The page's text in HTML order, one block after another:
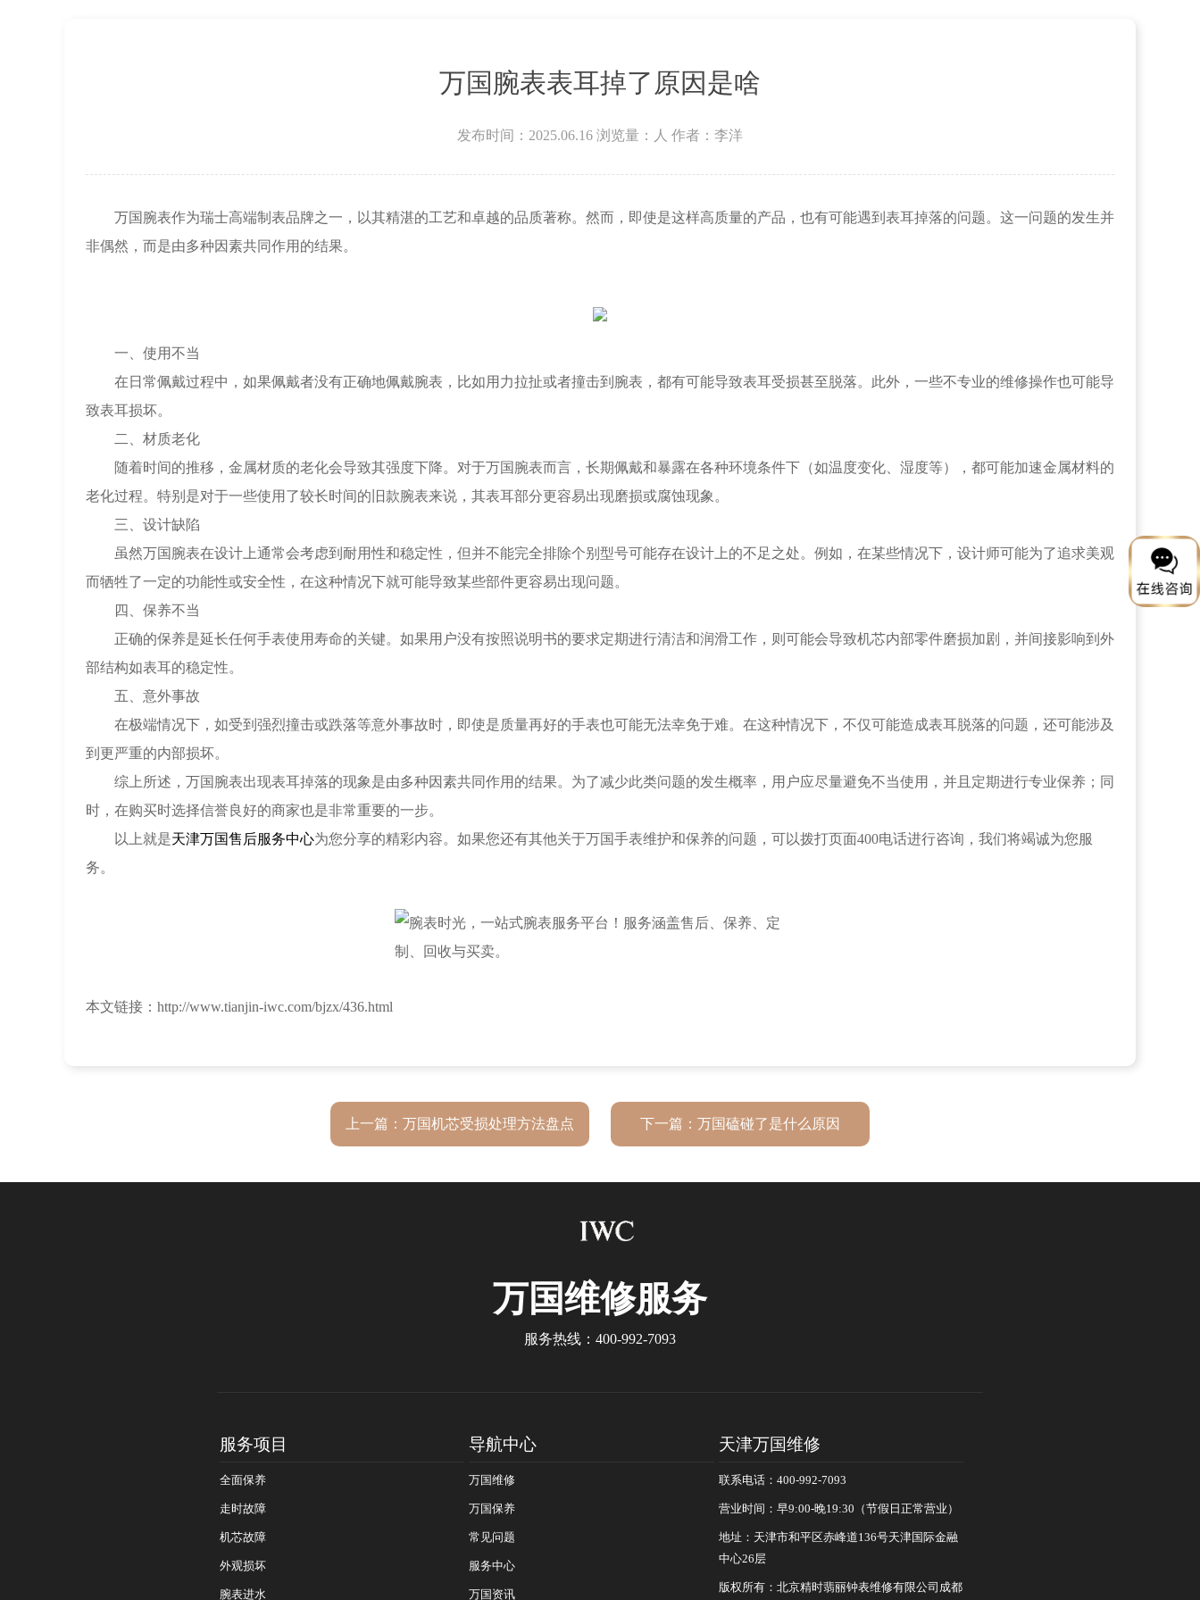
万国腕表表耳掉了原因是啥
发布时间：2025.06.16 浏览量： 人 作者：李洋
万国腕表作为瑞士高端制表品牌之一，以其精湛的工艺和卓越的品质著称。然而，即使是这样高质量的产品，也有可能遇到表耳掉落的问题。这一问题的发生并
非偶然，而是由多种因素共同作用的结果。
一、使用不当
在日常佩戴过程中，如果佩戴者没有正确地佩戴腕表，比如用力拉扯或者撞击到腕表，都有可能导致表耳受损甚至脱落。此外，一些不专业的维修操作也可能导
致表耳损坏。
二、材质老化
随着时间的推移，金属材质的老化会导致其强度下降。对于万国腕表而言，长期佩戴和暴露在各种环境条件下（如温度变化、湿度等），都可能加速金属材料的
老化过程。特别是对于一些使用了较长时间的旧款腕表来说，其表耳部分更容易出现磨损或腐蚀现象。
三、设计缺陷
虽然万国腕表在设计上通常会考虑到耐用性和稳定性，但并不能完全排除个别型号可能存在设计上的不足之处。例如，在某些情况下，设计师可能为了追求美观
而牺牲了一定的功能性或安全性，在这种情况下就可能导致某些部件更容易出现问题。
四、保养不当
正确的保养是延长任何手表使用寿命的关键。如果用户没有按照说明书的要求定期进行清洁和润滑工作，则可能会导致机芯内部零件磨损加剧，并间接影响到外
部结构如表耳的稳定性。
五、意外事故
在极端情况下，如受到强烈撞击或跌落等意外事故时，即使是质量再好的手表也可能无法幸免于难。在这种情况下，不仅可能造成表耳脱落的问题，还可能涉及
到更严重的内部损坏。
综上所述，万国腕表出现表耳掉落的现象是由多种因素共同作用的结果。为了减少此类问题的发生概率，用户应尽量避免不当使用，并且定期进行专业保养；同
时，在购买时选择信誉良好的商家也是非常重要的一步。
以上就是天津万国售后服务中心为您分享的精彩内容。如果您还有其他关于万国手表维护和保养的问题，可以拨打页面400电话进行咨询，我们将竭诚为您服
务。
本文链接：http://www.tianjin-iwc.com/bjzx/436.html
上一篇： 万国机芯受损处理方法盘点 下一篇：万国磕碰了是什么原因
万国维修服务
服务热线： 400-992-7093
服务项目
全面保养
走时故障
机芯故障
外观损坏
腕表进水
导航中心
万国维修
万国保养
常见问题
服务中心
万国资讯
天津万国维修
联系电话：400-992-7093
营业时间：早9:00-晚19:30（节假日正常营业）
地址：天津市和平区赤峰道136号天津国际金融
中心26层
版权所有：北京精时翡丽钟表维修有限公司成都